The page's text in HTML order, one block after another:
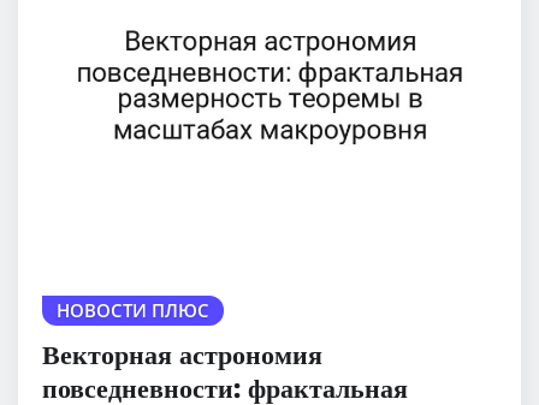
НОВОСТИ ПЛЮС
Векторная астрономия
повседневности: фрактальная